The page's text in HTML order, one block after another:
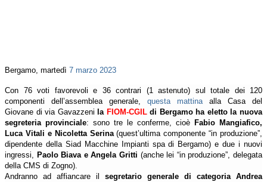
Bergamo, martedì 7 marzo 2023
Con 76 voti favorevoli e 36 contrari (1 astenuto) sul totale dei 120
componenti dell’assemblea generale, questa mattinaalla Casa del
Giovane di via Gavazzeni la FIOM-CGILdi Bergamo ha eletto la nuova
segreteria provinciale: sono tre le conferme, cioè Fabio Mangiafico,
Luca Vitali e Nicoletta Serina(quest’ultima componente “in produzione”,
dipendente della Siad Macchine Impianti spa di Bergamo) e due i nuovi
ingressi, Paolo Biava e Angela Gritti (anche lei “in produzione”, delegata
della CMS di Zogno).
Andranno ad affiancare il segretario generale di categoria Andrea